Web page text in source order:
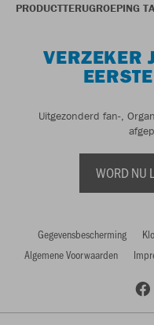
PRODUCTTERUGROEPING
VERZEKER
Uitgezonderd fan-,
WORD NU
Gegevensbescherming
Algemene Voorwaarden